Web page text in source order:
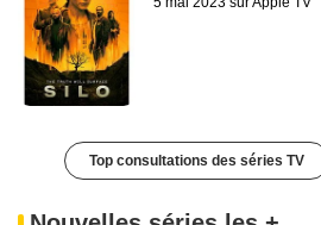
Top consultations des séries TV